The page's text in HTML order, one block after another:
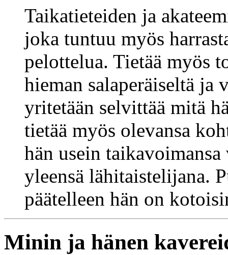
Taikatieteiden ja
joka tuntuu myös
pelottelua. Tietää myös
hieman salaperäiseltä
yritetään selvittää mitä
tietää myös olevansa
hän usein
yleensä lähitaistelijana.
päätelleen hän on
Minin ja hänen